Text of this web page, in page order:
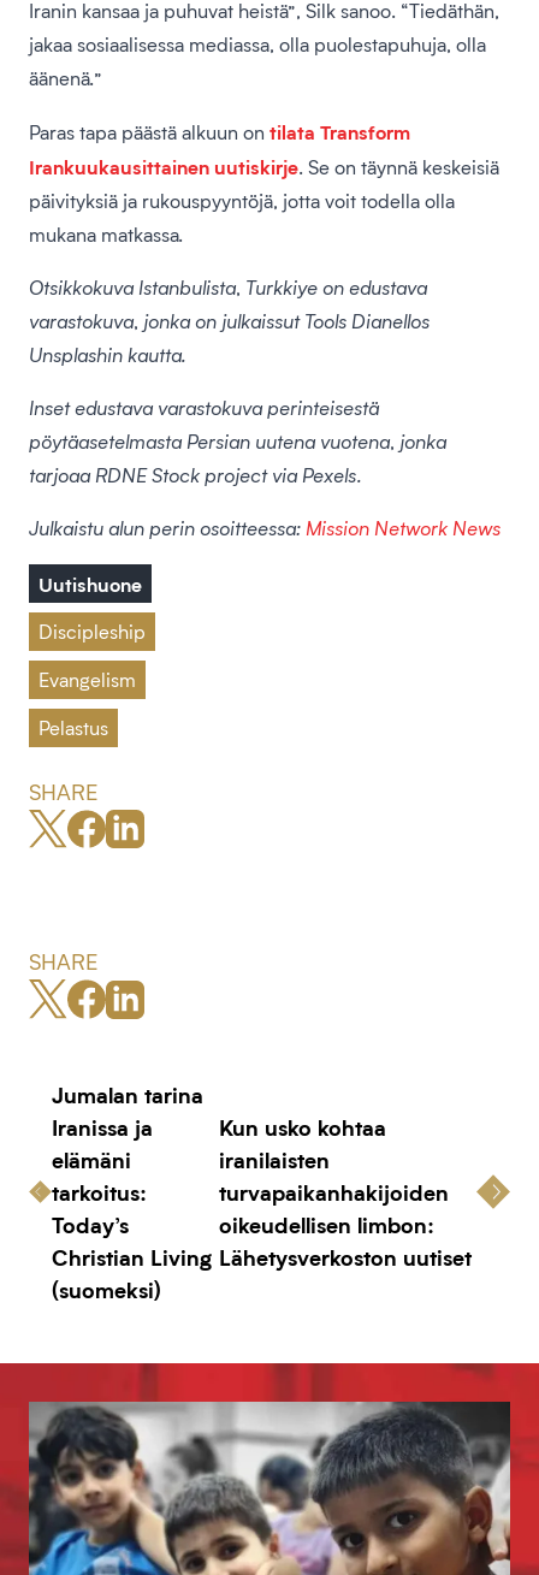
Iranin kansaa ja puhuvat heistä”, Silk sanoo. “Tiedäthän,
jakaa sosiaalisessa mediassa, olla puolestapuhuja, olla
äänenä.”
Paras tapa päästä alkuun on tilata Transform
Irankuukausittainen uutiskirje. Se on täynnä keskeisiä
päivityksiä ja rukouspyyntöjä, jotta voit todella olla
mukana matkassa.
Otsikkokuva Istanbulista, Turkkiye on edustava
varastokuva, jonka on julkaissut Tools Dianellos
Unsplashin kautta.
Inset edustava varastokuva perinteisestä
pöytäasetelmasta Persian uutena vuotena, jonka
tarjoaa RDNE Stock project via Pexels.
Julkaistu alun perin osoitteessa: Mission Network News
Uutishuone
Discipleship
Evangelism
Pelastus
SHARE
SHARE
Jumalan tarina
Iranissa ja
elämäni
tarkoitus:
Today’s
Christian Living
(suomeksi)
Kun usko kohtaa
iranilaisten
turvapaikanhakijoiden
oikeudellisen limbon:
Lähetysverkoston uutiset